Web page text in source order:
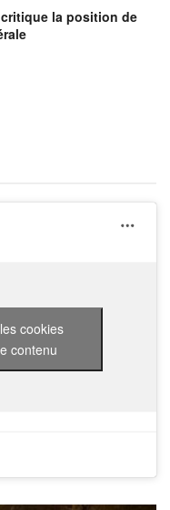
la position de
cookies
contenu